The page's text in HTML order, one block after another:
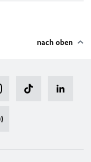
nach oben